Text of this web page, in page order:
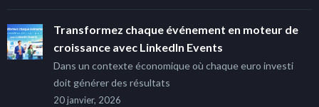
Transformez chaque événement en moteur de
croissance avec LinkedIn Events
Dans un contexte économique où chaque euro investi
doit générer des résultats
20 janvier, 2026